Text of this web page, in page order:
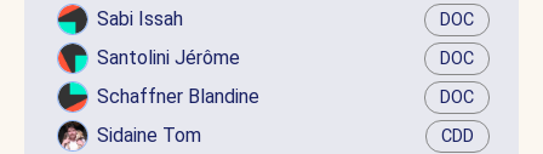
Sabi Issah DOC
Santolini Jérôme DOC
Schaffner Blandine DOC
Sidaine Tom CDD